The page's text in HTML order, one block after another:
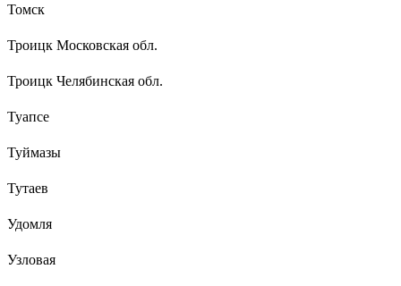
Томск
Троицк Московская обл.
Троицк Челябинская обл.
Туапсе
Туймазы
Тутаев
Удомля
Узловая